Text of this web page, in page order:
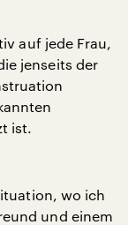
auf jede Frau,
jenseits der
ist.
wo ich
und einem